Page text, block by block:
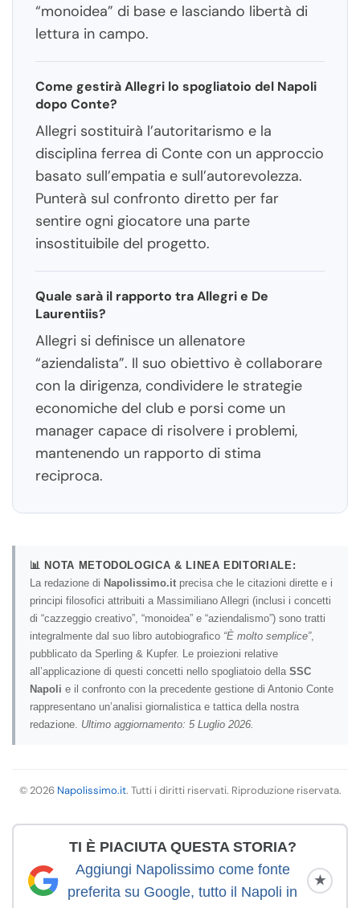
“monoidea” di base e lasciando libertà di
lettura in campo.
Come gestirà Allegri lo spogliatoio del Napoli
dopo Conte?
Allegri sostituirà l’autoritarismo e la
disciplina ferrea di Conte con un approccio
basato sull’empatia e sull’autorevolezza.
Punterà sul confronto diretto per far
sentire ogni giocatore una parte
insostituibile del progetto.
Quale sarà il rapporto tra Allegri e De
Laurentiis?
Allegri si definisce un allenatore
“aziendalista”. Il suo obiettivo è collaborare
con la dirigenza, condividere le strategie
economiche del club e porsi come un
manager capace di risolvere i problemi,
mantenendo un rapporto di stima
reciproca.
📊 NOTA METODOLOGICA & LINEA EDITORIALE:
La redazione di Napolissimo.it precisa che le citazioni dirette e i
principi filosofici attribuiti a Massimiliano Allegri (inclusi i concetti
di “cazzeggio creativo”, “monoidea” e “aziendalismo”) sono tratti
integralmente dal suo libro autobiografico “È molto semplice”,
pubblicato da Sperling & Kupfer. Le proiezioni relative
all’applicazione di questi concetti nello spogliatoio della SSC
Napoli e il confronto con la precedente gestione di Antonio Conte
rappresentano un’analisi giornalistica e tattica della nostra
redazione. Ultimo aggiornamento: 5 Luglio 2026.
© 2026 Napolissimo.it. Tutti i diritti riservati. Riproduzione riservata.
TI È PIACIUTA QUESTA STORIA?
Aggiungi Napolissimo come fonte
preferita su Google, tutto il Napoli in
★